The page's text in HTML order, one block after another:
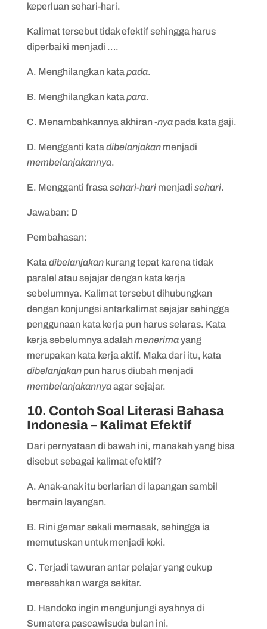
keperluan sehari-hari.
Kalimat tersebut tidak efektif sehingga harus
diperbaiki menjadi ….
A. Menghilangkan kata pada.
B. Menghilangkan kata para.
C. Menambahkannya akhiran-nyapada kata gaji.
D. Mengganti kata dibelanjakan menjadi
membelanjakannya.
E. Mengganti frasa sehari-harimenjadi sehari.
Jawaban: D
Pembahasan:
Kata dibelanjakan kurang tepat karena tidak
paralel atau sejajar dengan kata kerja
sebelumnya. Kalimat tersebut dihubungkan
dengan konjungsi antarkalimat sejajar sehingga
penggunaan kata kerja pun harus selaras. Kata
kerja sebelumnya adalahmenerimayang
merupakan kata kerja aktif. Maka dari itu, kata
dibelanjakan pun harus diubah menjadi
membelanjakannyaagar sejajar.
10. Contoh Soal Literasi Bahasa
Indonesia – Kalimat Efektif
Dari pernyataan di bawah ini, manakah yang bisa
disebut sebagai kalimat efektif?
A. Anak-anak itu berlarian di lapangan sambil
bermain layangan.
B. Rini gemar sekali memasak, sehingga ia
memutuskan untuk menjadi koki.
C. Terjadi tawuran antar pelajar yang cukup
meresahkan warga sekitar.
D. Handoko ingin mengunjungi ayahnya di
Sumatera pascawisuda bulan ini.